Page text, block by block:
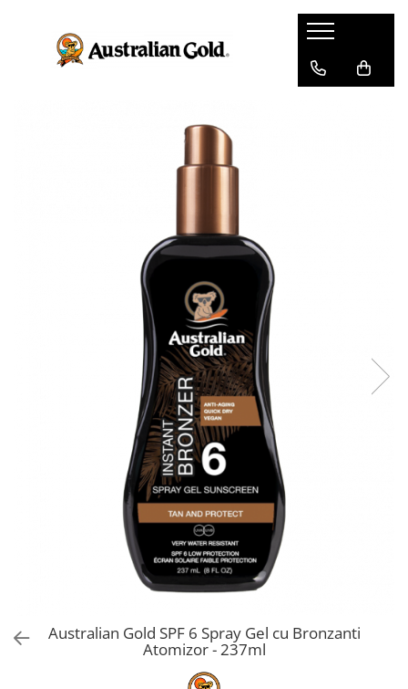
Australian Gold SPF 6 Spray Gel cu Bronzanti
Atomizor - 237ml